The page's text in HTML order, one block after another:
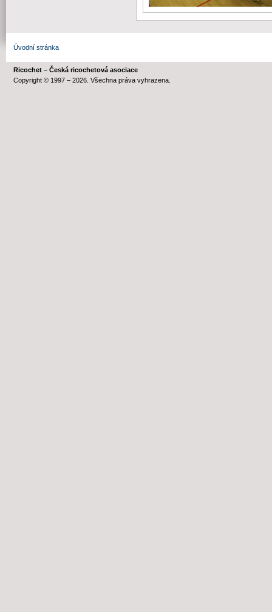
Úvodní stránka
Ricochet – Česká ricochetová asociace
Copyright © 1997 – 2026. Všechna práva vyhrazena.